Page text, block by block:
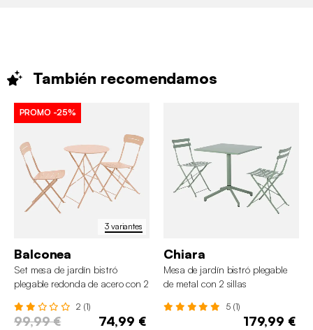
También recomendamos
3 variantes
PROMO -25%
Balconea
Set mesa de jardín bistró
plegable redonda de acero con 2
2 (1)
99,99 € 74,99 €
Chiara
Mesa de jardín bistró plegable
de metal con 2 sillas
5 (1)
179,99 €